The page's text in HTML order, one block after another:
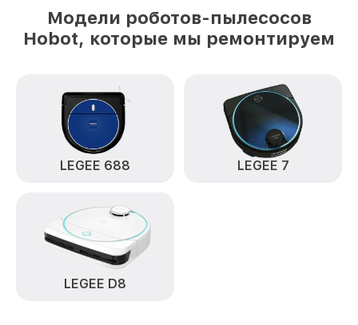
Модели роботов-пылесосов
Hobot, которые мы ремонтируем
LEGEE 688 LEGEE 7
LEGEE D8